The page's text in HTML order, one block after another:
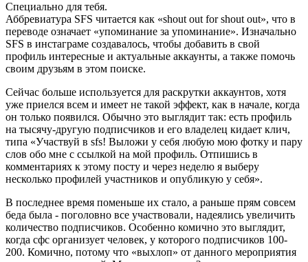
Специально для тебя.
Аббревиатура SFS читается как «shout out for shout out», что в
переводе означает «упоминание за упоминание». Изначально
SFS в инстаграме создавалось, чтобы добавить в свой
профиль интересные и актуальные аккаунты, а также помочь
своим друзьям в этом поиске.
Сейчас больше используется для раскрутки аккаунтов, хотя
уже приелся всем и имеет не такой эффект, как в начале, когда
он только появился. Обычно это выглядит так: есть профиль
на тысячу-другую подписчиков и его владелец кидает клич,
типа «Участвуй в sfs! Выложи у себя любую мою фотку и пару
слов обо мне с ссылкой на мой профиль. Отпишись в
комментариях к этому посту и через неделю я выберу
несколько профилей участников и опубликую у себя».
В последнее время поменьше их стало, а раньше прям совсем
беда была - поголовно все участвовали, надеялись увеличить
количество подписчиков. Особенно комично это выглядит,
когда сфс организует человек, у которого подписчиков 100-
200. Комично, потому что «выхлоп» от данного мероприятия